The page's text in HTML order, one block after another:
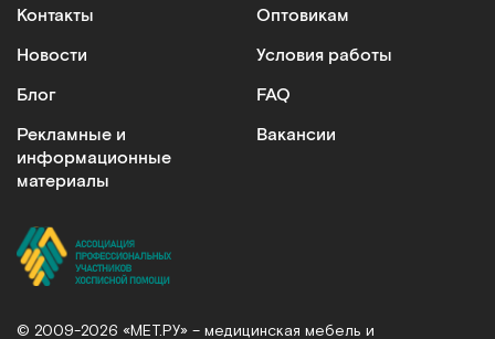
Контакты
Новости
Блог
Рекламные и
информационные
материалы
Оптовикам
Условия работы
FAQ
Вакансии
© 2009-2026 «МЕТ.РУ» – медицинская мебель и